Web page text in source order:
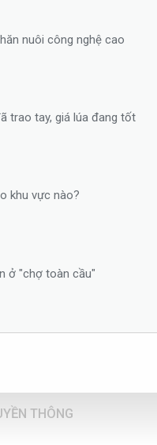
nuôi công nghệ cao
trao tay, giá lúa đang tốt
khu vực nào?
ở "chợ toàn cầu"
THÔNG